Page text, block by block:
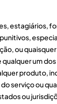
estagiários,
ou
um
produto,
serviço ou
ou